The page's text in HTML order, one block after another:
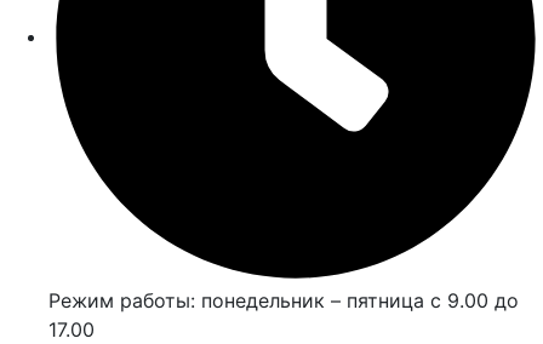
Режим работы: понедельник – пятница с 9.00 до
17.00